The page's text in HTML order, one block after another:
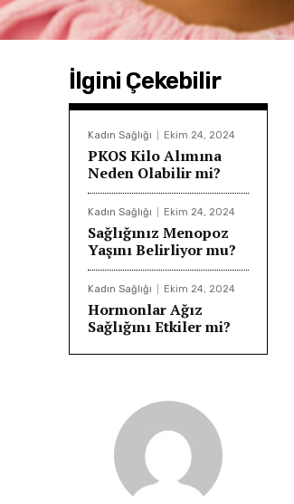
İlgini Çekebilir
Kadın Sağlığı Ekim 24, 2024
PKOS Kilo Alımına
Neden Olabilir mi?
Kadın Sağlığı Ekim 24, 2024
Sağlığınız Menopoz
Yaşını Belirliyor mu?
Kadın Sağlığı Ekim 24, 2024
Hormonlar Ağız
Sağlığını Etkiler mi?